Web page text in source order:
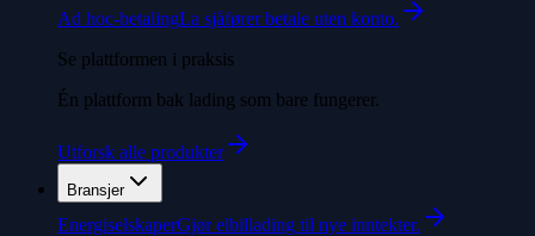
Ad hoc-betalingLa sjåfører betale uten konto.
Se plattformen i praksis
Én plattform bak lading som bare fungerer.
Utforsk alle produkter
Bransjer
EnergiselskaperGjør elbillading til nye inntekter.